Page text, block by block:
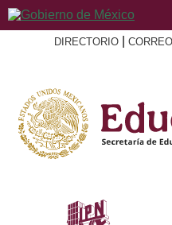
DIRECTORIO CORREO